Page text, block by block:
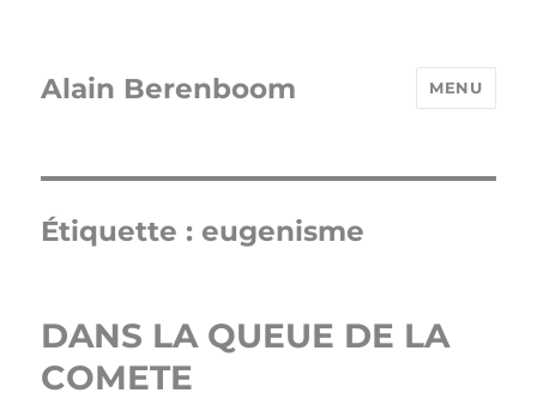
Alain Berenboom MENU
Étiquette :eugenisme
DANS LA QUEUE DE LA
COMETE